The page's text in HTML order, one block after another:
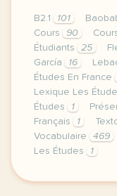
B2.1 101
Cours
90
Étudiants
25
García
16
Études En France
Lexique Les
Études
1
Français
1
Vocabulaire
469
Les Études
1
image